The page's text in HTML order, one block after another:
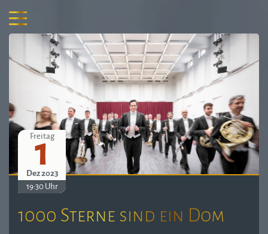
Freitag
1
Dez 2023
19:30 Uhr
1000 Sterne sind ein Dom